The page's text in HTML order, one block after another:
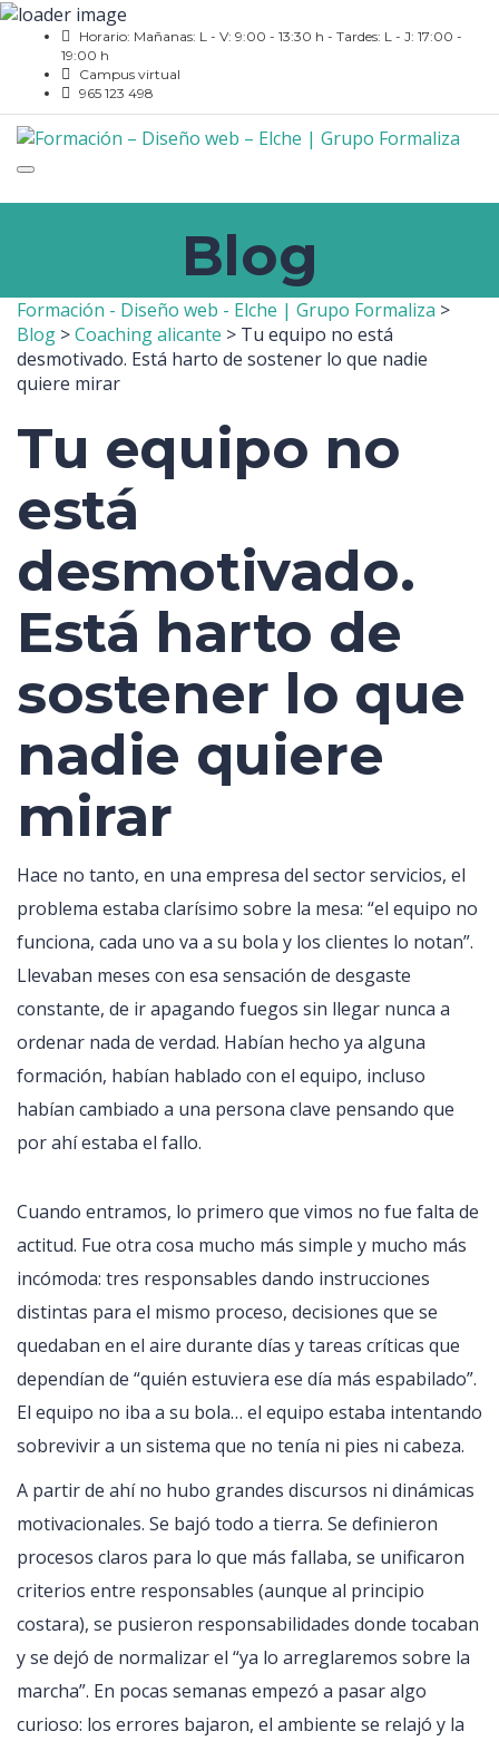
Horario: Mañanas: L - V: 9:00 - 13:30 h - Tardes: L - J: 17:00 -
19:00 h
Campus virtual
965 123 498
Toggle
navigation
Blog
Formación - Diseño web - Elche | Grupo Formaliza >
Blog >Coaching alicante > Tu equipo no está
desmotivado. Está harto de sostener lo que nadie
quiere mirar
Tu equipo no
está
desmotivado.
Está harto de
sostener lo que
nadie quiere
mirar
Hace no tanto, en una empresa del sector servicios, el
problema estaba clarísimo sobre la mesa: “el equipo no
funciona, cada uno va a su bola y los clientes lo notan”.
Llevaban meses con esa sensación de desgaste
constante, de ir apagando fuegos sin llegar nunca a
ordenar nada de verdad. Habían hecho ya alguna
formación, habían hablado con el equipo, incluso
habían cambiado a una persona clave pensando que
por ahí estaba el fallo.
Cuando entramos, lo primero que vimos no fue falta de
actitud. Fue otra cosa mucho más simple y mucho más
incómoda: tres responsables dando instrucciones
distintas para el mismo proceso, decisiones que se
quedaban en el aire durante días y tareas críticas que
dependían de “quién estuviera ese día más espabilado”.
El equipo no iba a su bola… el equipo estaba intentando
sobrevivir a un sistema que no tenía ni pies ni cabeza.
A partir de ahí no hubo grandes discursos ni dinámicas
motivacionales. Se bajó todo a tierra. Se definieron
procesos claros para lo que más fallaba, se unificaron
criterios entre responsables (aunque al principio
costara), se pusieron responsabilidades donde tocaban
y se dejó de normalizar el “ya lo arreglaremos sobre la
marcha”. En pocas semanas empezó a pasar algo
curioso: los errores bajaron, el ambiente se relajó y la